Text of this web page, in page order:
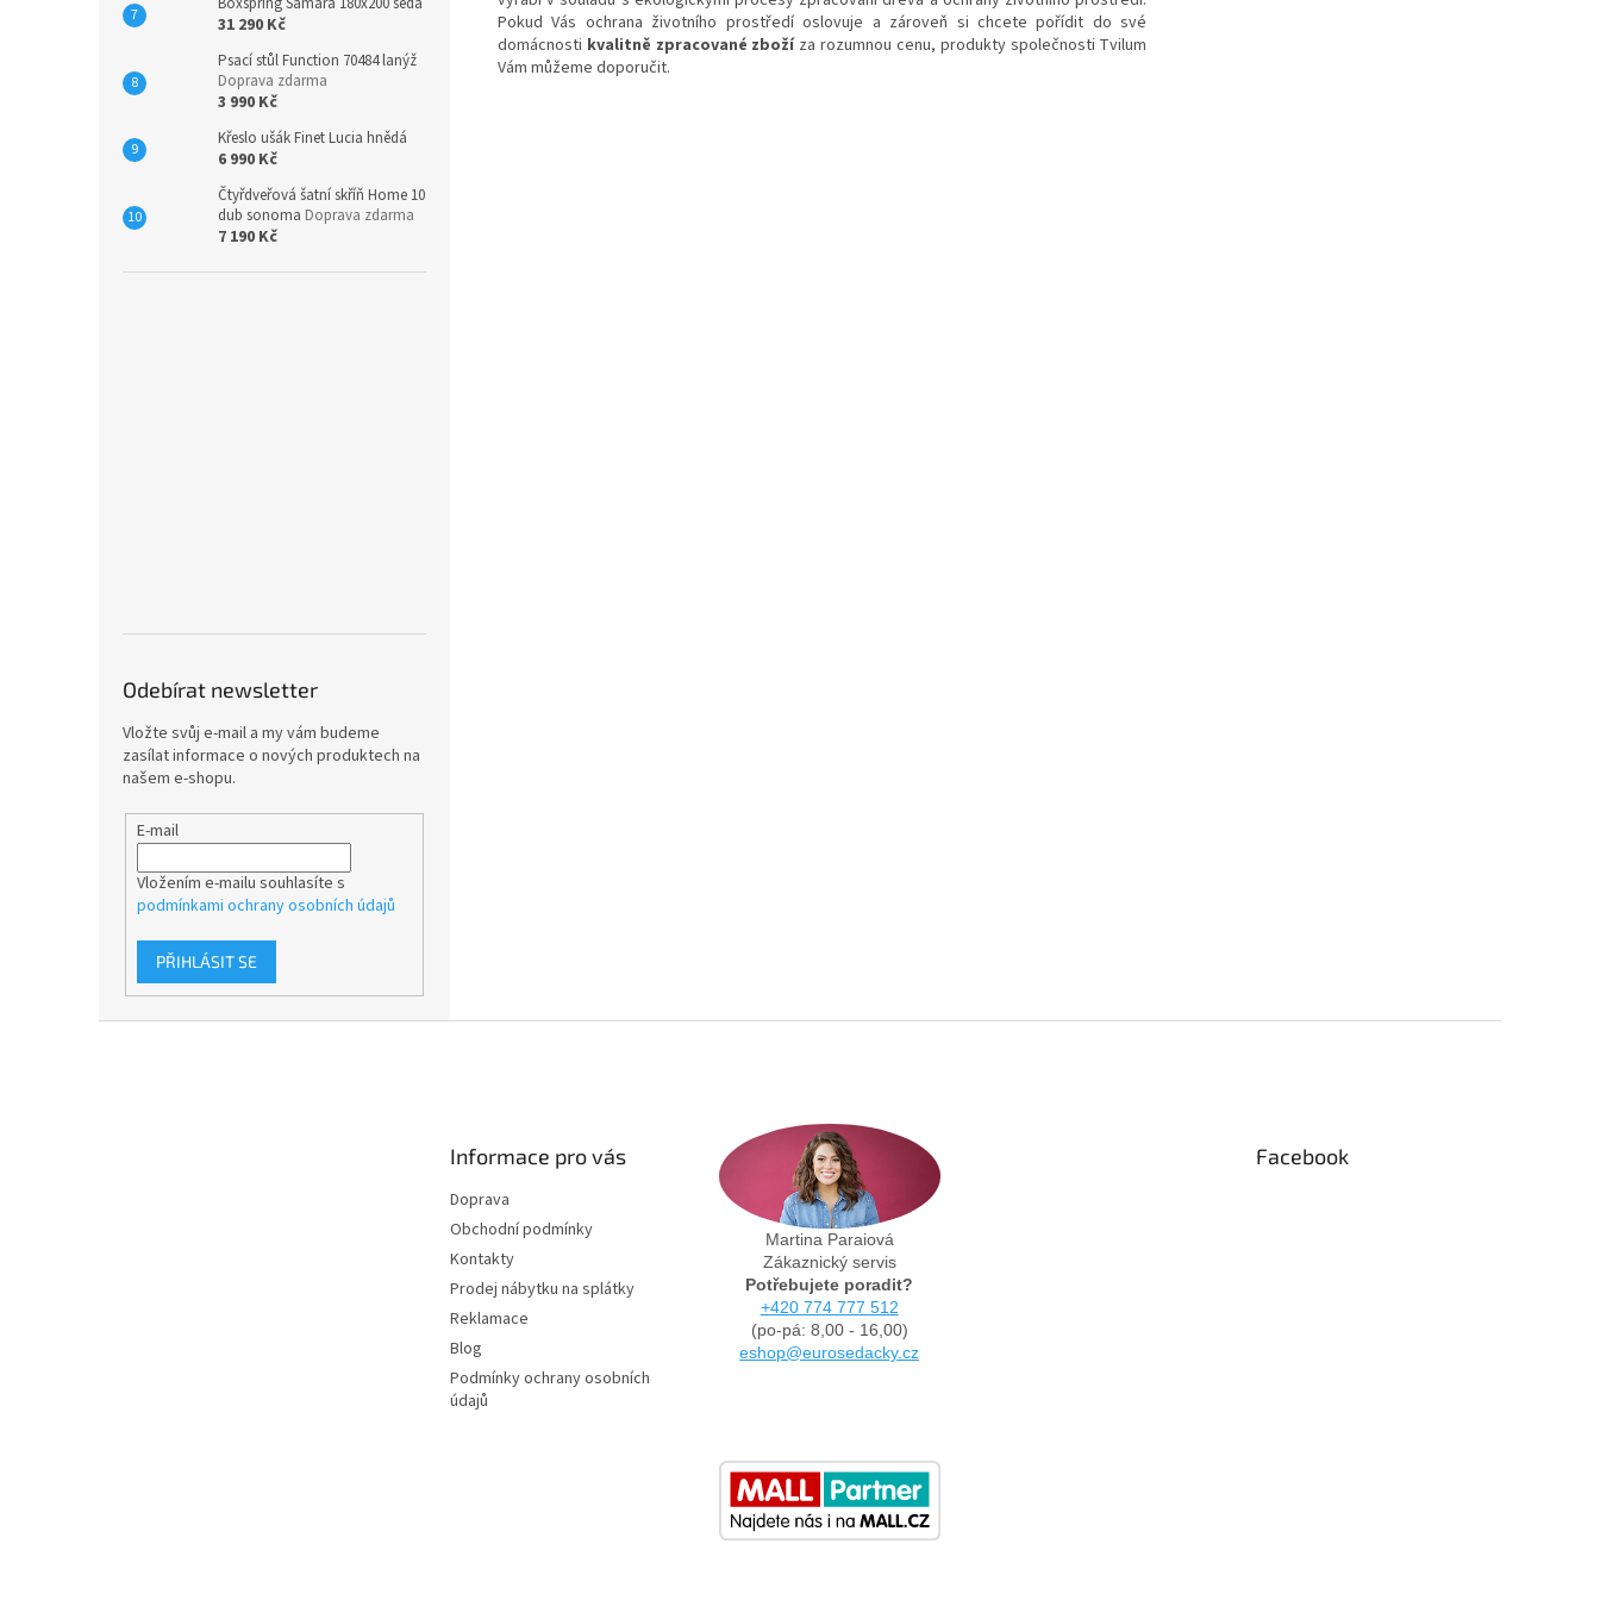
31 290 Kč
Psací stůl Function 70484 lanýž
Doprava zdarma
3 990 Kč
Křeslo ušák Finet Lucia hnědá
6 990 Kč
Čtyřdveřová šatní skříň Home 10
dub sonoma Doprava zdarma
7 190 Kč
Odebírat newsletter
Vložte svůj e-mail a my vám budeme
zasílat informace o nových produktech na
našem e-shopu.
E-mail
Vložením e-mailu souhlasíte s
podmínkami ochrany osobních údajů
PŘIHLÁSIT SE
Pokud Vás ochrana životního prostředí oslovuje a zároveň si chcete pořídit do své
domácnosti kvalitně zpracované zbožíza rozumnou cenu, produkty společnosti Tvilum
Vám můžeme doporučit.
Informace pro vás
Doprava
Obchodní podmínky
Kontakty
Prodej nábytku na splátky
Reklamace
Blog
Podmínky ochrany osobních
údajů
Martina Paraiová
Zákaznický servis
Potřebujete poradit?
+420 774 777 512
(po-pá: 8,00 - 16,00)
eshop@eurosedacky.cz
Facebook